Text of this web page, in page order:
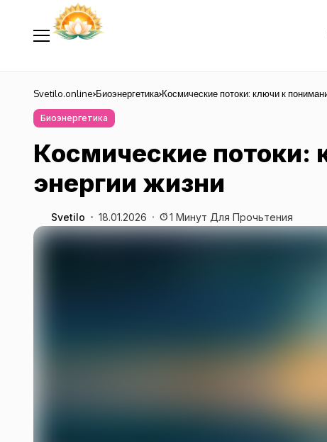
Svetilo.online Биоэнергетика Космические потоки: ключи к
Биоэнергетика
Космические
энергии жизни
Svetilo 18.01.2026 1 Минут Для Прочьтения